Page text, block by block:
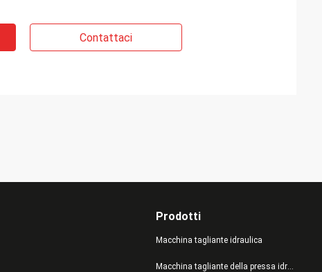
Contattaci
Prodotti
Macchina tagliante idraulica
Macchina tagliante della pressa idraulica